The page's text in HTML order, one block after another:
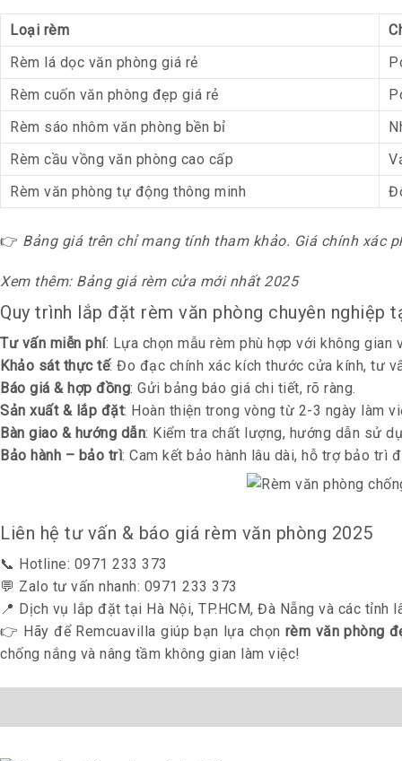
Loại rèm
Rèm lá dọc văn phòng giá rẻ
Rèm cuốn văn phòng đẹp giá rẻ
Rèm sáo nhôm văn phòng bền bỉ
Rèm cầu vồng văn phòng cao cấp
Rèm văn phòng tự động thông minh
👉 Bảng giá trên chỉ mang tính tham khảo. Giá chính xác
Xem thêm: Bảng giá rèm cửa mới nhất 2025
Quy trình lắp đặt rèm văn phòng chuyên nghiệp
Tư vấn miễn phí: Lựa chọn mẫu rèm phù hợp với không gian
Khảo sát thực tế: Đo đạc chính xác kích thước cửa kính, tư
Báo giá & hợp đồng: Gửi bảng báo giá chi tiết, rõ ràng.
Sản xuất & lắp đặt: Hoàn thiện trong vòng từ 2-3 ngày làm
Bàn giao & hướng dẫn: Kiểm tra chất lượng, hướng dẫn sử
Bảo hành – bảo trì: Cam kết bảo hành lâu dài, hỗ trợ bảo trì
Liên hệ tư vấn & báo giá rèm văn phòng 2025
📞 Hotline: 0971 233 373
💬 Zalo tư vấn nhanh: 0971 233 373
📍 Dịch vụ lắp đặt tại Hà Nội, TP.HCM, Đà Nẵng và các tỉnh
👉 Hãy để Remcuavilla giúp bạn lựa chọn rèm văn phòng
chống nắng và nâng tầm không gian làm việc!